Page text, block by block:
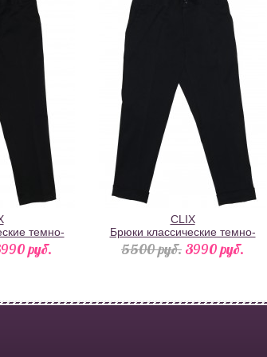
темно-
на карманах
pуб.
CLIX
Брюки классические темно-
синие с отворотами
5500 pуб. 3990 pуб.